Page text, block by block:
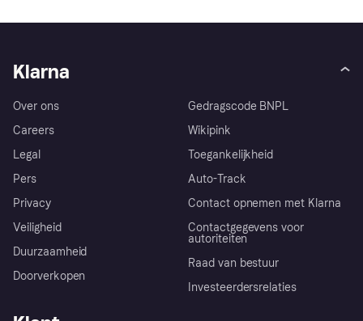
Klarna
Over ons
Careers
Legal
Pers
Privacy
Veiligheid
Duurzaamheid
Doorverkopen
Gedragscode BNPL
Wikipink
Toegankelijkheid
Auto-Track
Contact opnemen met Klarna
Contactgegevens voor
autoriteiten
Raad van bestuur
Investeerdersrelaties